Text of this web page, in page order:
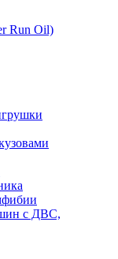
Run Oil)
с ДВС,